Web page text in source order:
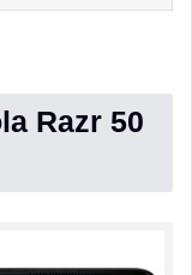
Razr 50